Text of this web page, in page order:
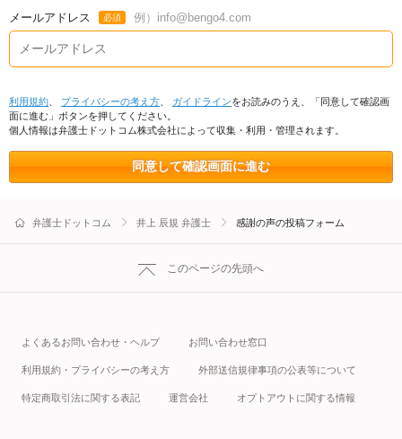
メールアドレス 必須 例）info@bengo4.com
利用規約 プライバシーの考え方 ガイドラインをお読みのうえ、「同意して確認画
面に進む」ボタンを押してください。
個人情報は弁護士ドットコム株式会社によって収集・利用・管理されます。
同意して確認画面に進む
弁護士ドットコム 井上 辰規 弁護士 感謝の声の投稿フォーム
このページの先頭へ
よくあるお問い合わせ・ヘルプ お問い合わせ窓口
利用規約・プライバシーの考え方 外部送信規律事項の公表等について
特定商取引法に関する表記 運営会社 オプトアウトに関する情報